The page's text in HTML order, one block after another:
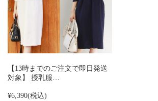
【13時までのご注文で即日発送
対象】 授乳服…
¥6,390(税込)